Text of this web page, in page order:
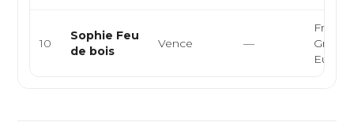
10
Sophie Feu
de bois
Vence —